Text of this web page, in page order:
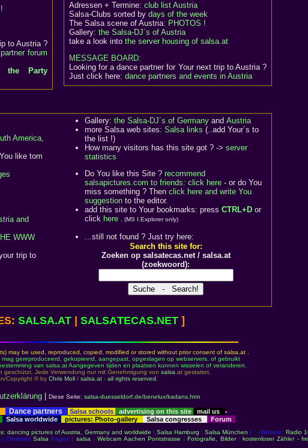
to Austria ?
forum
the Party
Adressen + Termine: club list Austria
Salsa-Clubs sorted by days of the week
The Salsa scene of Austria: PHOTOS !
Gallery: the Salsa-DJ´s of Austria
take a look into the server housing of salsa.at
MESSAGE BOARD:
Looking for a dance partner for Your next trip to Austria ?
Just click here: dance partners and events in Austria
America,
like tom
and
WWW
trip to
Gallery: the Salsa-DJ´s of Germany and Austria
more Salsa web sites: Salsa links (..add Your´s to
the list !)
How many visitors has this site got ? -> server
statistics
Do You like this Site ? recommend
salsapictures.com to friends: click here - or do You
miss something ? Then click here and write You
suggestion to the editor.
add this site to Your bookmarks: press CTRL+D or
click here , (MS I.Explorer only)
...still not found ? Just try here:
Search this site for:
Zoeken op salsatecas.net / salsa.at
(zoekwoord):
SALSA.AT SALSATECAS.NET]
may be used, reproduced, copied, modified or stored without prior consent of salsa.at .
gereproduceerd, gekopieerd, aangepast, opgeslagen op webservers, of gebruikt
van salsa.at Aangegeven tijden en plaatsen kunnen wisselen of veranderen.
geschützt. Jede Verwendung nur mit Genehmigung von salsa .at gestattet.
Copyright © by Chris Moll/ salsa.at- all rights reserved.
| Diese Seite: salsa-duesseldorf.de/benelux/kadans.htm
Dance partners Salsa schools advertising on this site
mail us
Salsa worldwide pictures: Photo-gallery Salsa congresses Forum
dancing pictures of Austria, Germany and worldwide | Salsa Hamburg |Salsa München | - Weitere: Radio
| Chrissies Salsa Pages | salsa |Webcam Aachen Pontstrasse |Fotografie, Bilder|kostenloser Zähler -